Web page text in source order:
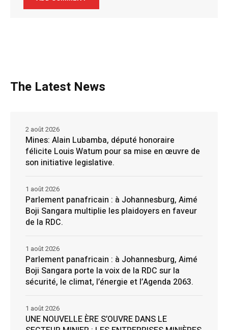
The Latest News
Mines: Alain Lubamba, député honoraire
félicite Louis Watum pour sa mise en œuvre de
son initiative legislative.
2 août 2026
Parlement panafricain : à Johannesburg, Aimé
Boji Sangara multiplie les plaidoyers en faveur
de la RDC.
1 août 2026
Parlement panafricain : à Johannesburg, Aimé
Boji Sangara porte la voix de la RDC sur la
sécurité, le climat, l’énergie et l’Agenda 2063.
1 août 2026
UNE NOUVELLE ÈRE S’OUVRE DANS LE
1 août 2026